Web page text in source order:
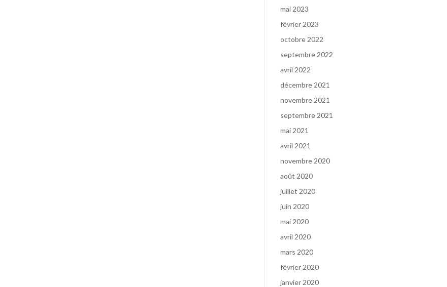
mai 2023
février 2023
octobre 2022
septembre 2022
avril 2022
décembre 2021
novembre 2021
septembre 2021
mai 2021
avril 2021
novembre 2020
août 2020
juillet 2020
juin 2020
mai 2020
avril 2020
mars 2020
février 2020
janvier 2020